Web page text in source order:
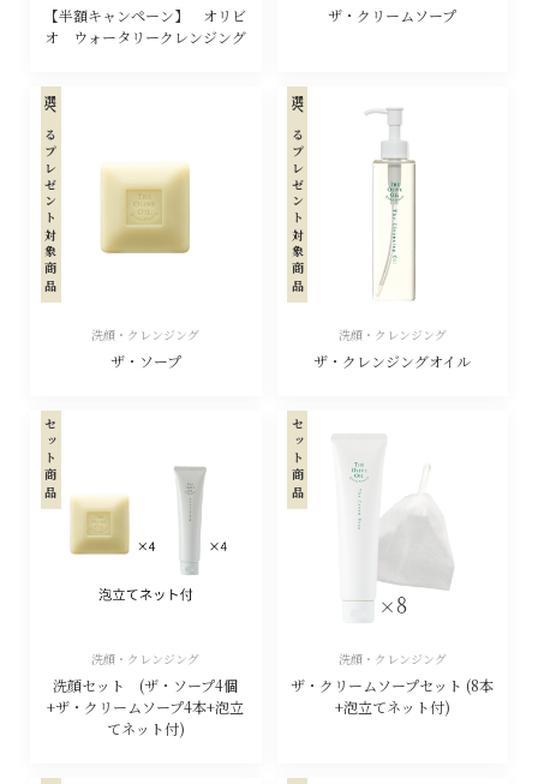
【半額キャンペーン】 オリビ
オ ウォータリークレンジング
ザ・クリームソープ
洗顔・クレンジング
ザ・ソープ
選べるプレゼント対象商品
洗顔・クレンジング
ザ・クレンジングオイル
選べるプレゼント対象商品
洗顔・クレンジング
洗顔セット (ザ・ソープ4個
+ザ・クリームソープ4本+泡立
てネット付)
セット商品
洗顔・クレンジング
ザ・クリームソープセット (8本
+泡立てネット付)
セット商品